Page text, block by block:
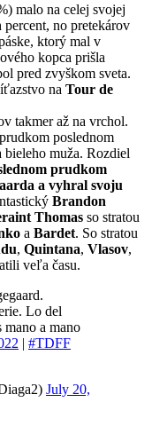
malo na celej svojej
no pretekárov
ktorý mal v
kopca prišla
pred zvyškom sveta.
na Tour de
takmer až na vrchol.
poslednom
bieleho muža. Rozdiel
prudkom
a vyhral svoju
Brandon
Thomas so stratou
a Bardet. So stratou
, Quintana, Vlasov,
veľa času.
Lo del
mano a mano
| #TDFF
July 20,